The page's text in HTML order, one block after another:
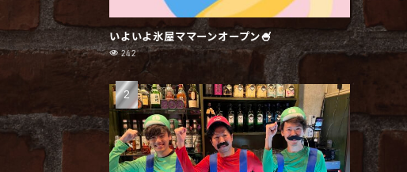
いよいよ氷屋ママーンオープン🍧
242